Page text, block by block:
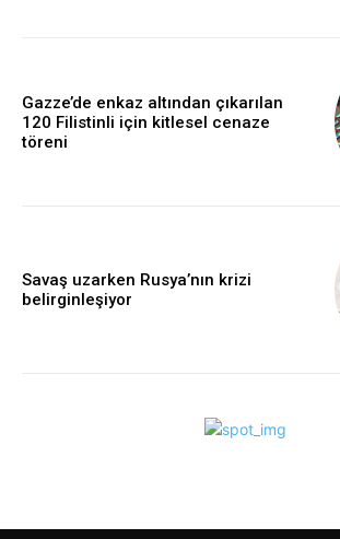
Gazze’de enkaz altından çıkarılan
120 Filistinli için kitlesel cenaze
töreni
Savaş uzarken Rusya’nın krizi
belirginleşiyor